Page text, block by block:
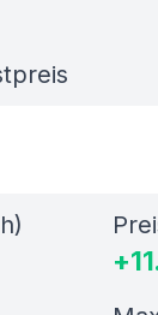
+